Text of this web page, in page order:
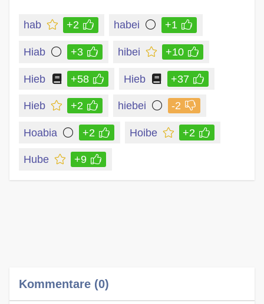
hab +2 habei +1
Hiab +3 hibei +10
Hieb +58 Hieb +37
Hieb +2 hiebei -2
Hoabia +2 Hoibe +2
Hube +9
Kommentare (0)